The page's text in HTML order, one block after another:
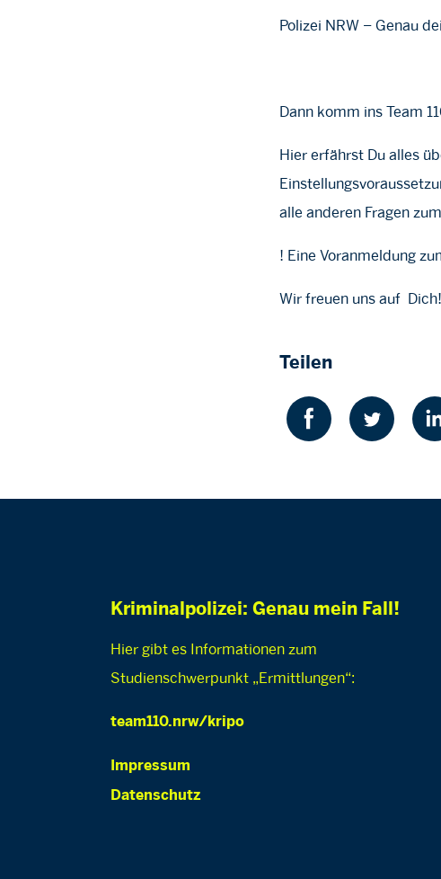
Polizei NRW – Genau
Dann komm ins Team
Hier erfährst Du alles
alle anderen Fragen
! Eine Voranmeldung
Wir freuen uns auf Dich!
Teilen
Kriminalpolizei: Genau mein Fall!
Hier gibt es Informationen zum
Studienschwerpunkt „Ermittlungen“:
team110.nrw/kripo
Impressum
Datenschutz